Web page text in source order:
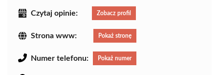
Czytaj opinie: Zobacz profil
Strona www: Pokaż stronę
Numer telefonu: Pokaż numer